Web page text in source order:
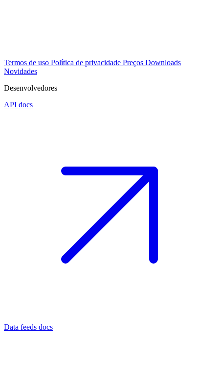
Termos de uso Política de privacidade Preços Downloads
Novidades
Desenvolvedores
API docs
Data feeds docs